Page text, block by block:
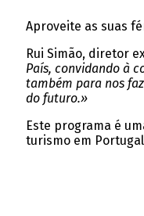
Aproveite as suas
Rui Simão, diretor
País, convidando à
também para nos
do futuro.»
Este programa é
turismo em